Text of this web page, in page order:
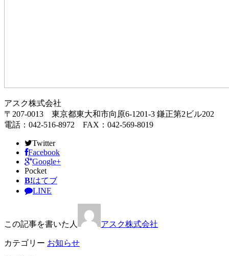
アスク株式会社
〒207-0013 東京都東大和市向原6-1201-3 鎌正第2ビル202
電話：042-516-8972 FAX：042-569-8019
Twitter
Facebook
Google+
Pocket
B!はてブ
LINE
この記事を書いた人 アスク株式会社
カテゴリー お知らせ